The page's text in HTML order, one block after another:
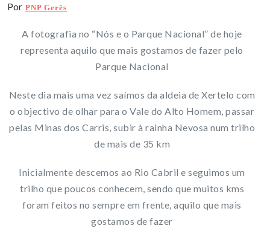
Por PNP Gerês
A fotografia no “Nós e o Parque Nacional” de hoje
representa aquilo que mais gostamos de fazer pelo
Parque Nacional
Neste dia mais uma vez saímos da aldeia de Xertelo com
o objectivo de olhar para o Vale do Alto Homem, passar
pelas Minas dos Carris, subir à rainha Nevosa num trilho
de mais de 35 km
Inicialmente descemos ao Rio Cabril e seguimos um
trilho que poucos conhecem, sendo que muitos kms
foram feitos no sempre em frente, aquilo que mais
gostamos de fazer